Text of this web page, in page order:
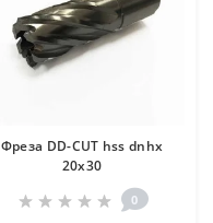
Фреза DD-CUT hss dnhx
20х30
0